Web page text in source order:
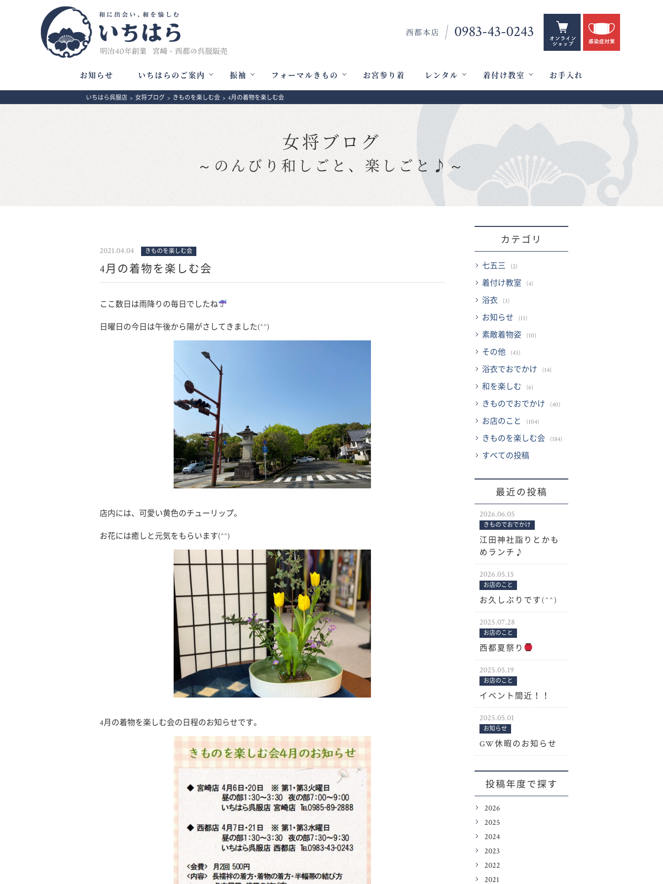
西都本店 0983-43-0243
お知らせ いちはらのご案内 振袖 フォーマルきもの お宮参り着 レンタル 着付け教室 お手入れ
いちはら呉服店 > 女将ブログ > きものを楽しむ会 > 4月の着物を楽しむ会
女将ブログ
～のんびり和しごと、楽しごと♪～
2021.04.04 きものを楽しむ会
4月の着物を楽しむ会
ここ数日は雨降りの毎日でしたね
日曜日の今日は午後から陽がさしてきました(^^)
店内には、可愛い黄色のチューリップ。
お花には癒しと元気をもらいます(^^)
4月の着物を楽しむ会の日程のお知らせです。
カテゴリ
七五三 (2)
着付け教室 (4)
浴衣 (3)
お知らせ (11)
素敵着物姿 (10)
その他 (43)
浴衣でおでかけ (14)
和を楽しむ (6)
きものでおでかけ (40)
お店のこと (104)
きものを楽しむ会 (184)
すべての投稿
最近の投稿
2026.06.05
きものでおでかけ
江田神社詣りとかも
めランチ♪
2026.05.15
お店のこと
お久しぶりです(^^)
2025.07.28
お店のこと
西都夏祭り
2025.05.19
お店のこと
イベント間近！！
2025.05.01
お知らせ
GW休暇のお知らせ
投稿年度で探す
2026
2025
2024
2023
2022
2021